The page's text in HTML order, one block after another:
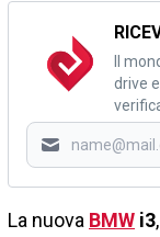
Il
drive
La nuova BMW i3